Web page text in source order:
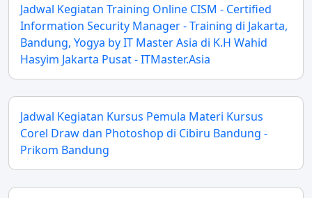
Jadwal Kegiatan Training Online CISM - Certified
Information Security Manager - Training di Jakarta,
Bandung, Yogya by IT Master Asia di K.H Wahid
Hasyim Jakarta Pusat - ITMaster.Asia
Jadwal Kegiatan Kursus Pemula Materi Kursus
Corel Draw dan Photoshop di Cibiru Bandung -
Prikom Bandung